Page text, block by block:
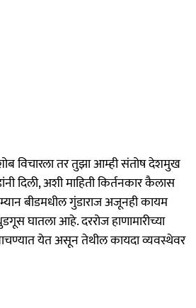
विचारला तर तुझा आम्ही संतोष देशमुख
दिली, अशी माहिती किर्तनकार कैलास
बीडमधील गुंडाराज अजूनही कायम
घातला आहे. दररोज हाणामारीच्या
येत असून तेथील कायदा व्यवस्थेवर